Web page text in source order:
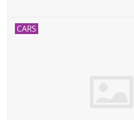
CARS